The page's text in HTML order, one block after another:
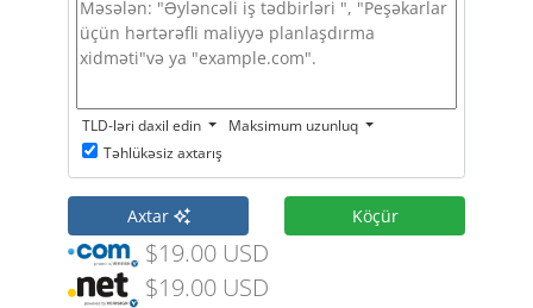
TLD-ləri daxil edin
Maksimum uzunluq
Təhlükəsiz axtarış
Axtar Köçür
$19.00 USD
$19.00 USD